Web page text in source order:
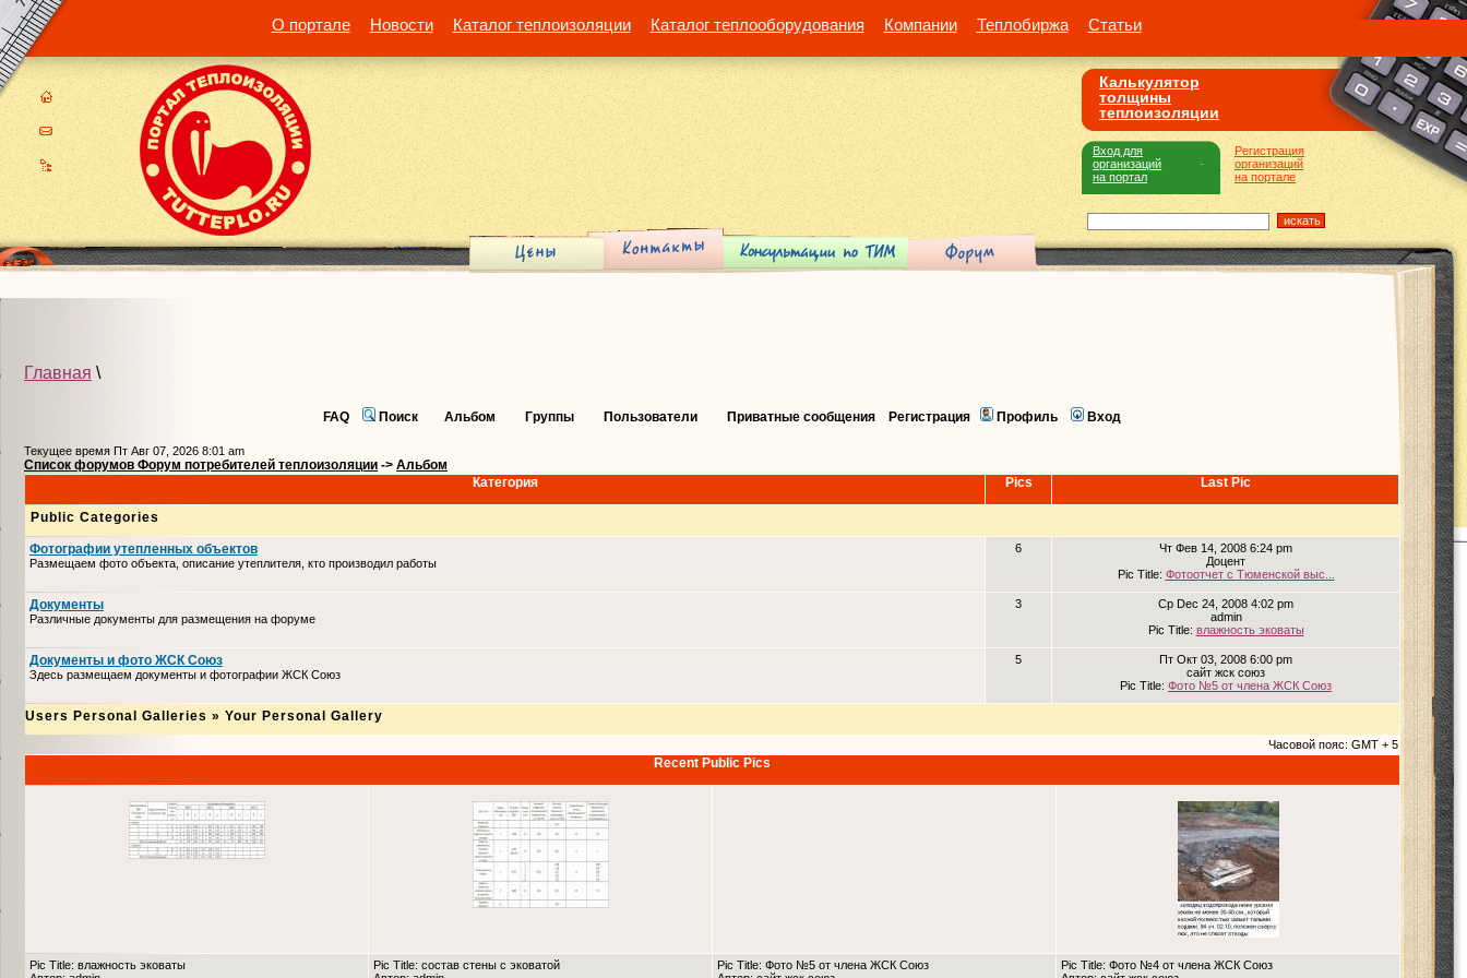
О портале Новости Каталог теплоизоляции Каталог теплооборудования Компании Теплобиржа Статьи
Калькулятор
толщины
теплоизоляции
Регистрация
организаций
на портале
Вход для
организаций
на портал
Главная \
FAQ Поиск Альбом Группы Пользователи Приватные сообщения Регистрация Профиль Вход
Текущее время Пт Авг 07, 2026 8:01 am
Список форумов Форум потребителей теплоизоляции -> Альбом
Категория
Pics Last Pic
Public Categories
Фотографии утепленных объектов
Размещаем фото объекта, описание утеплителя, кто производил работы
6
Чт Фев 14, 2008 6:24 pm
Доцент
Pic Title: Фотоотчет с Тюменской выс...
Документы
Различные документы для размещения на форуме
3
Ср Dec 24, 2008 4:02 pm
admin
Pic Title: влажность эковаты
Документы и фото ЖСК Союз
Здесь размещаем документы и фотографии ЖСК Союз
5
Пт Окт 03, 2008 6:00 pm
сайт жск союз
Pic Title: Фото №5 от члена ЖСК Союз
Users Personal Galleries » Your Personal Gallery
Часовой пояс: GMT + 5
Recent Public Pics
Pic Title: влажность эковаты
Pic Title: состав стены с эковатой
Pic Title: Фото №5 от члена ЖСК Союз
Pic Title: Фото №4 от члена ЖСК Союз